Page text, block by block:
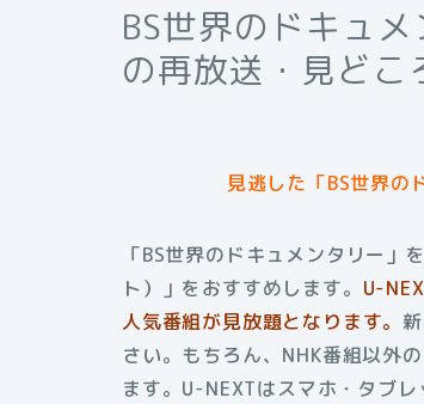
BS世界のドキュ
の再放送・見どこ
見逃した「BS世界の
「BS世界のドキュメンタリー
ト）」をおすすめします。 U-
人気番組が見放題となります。
さい。もちろん、NHK番組以外
ます。U-NEXTはスマホ・タブ